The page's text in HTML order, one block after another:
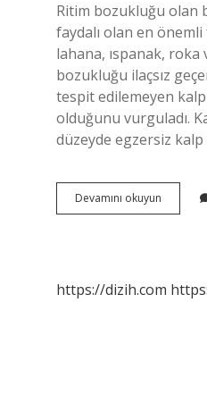
Ritim bozukluğu olan
faydalı olan en
lahana, ıspanak, roka
bozukluğu ilaçsız
tespit edilemeyen
olduğunu vurguladı.
düzeyde egzersiz kalp
Devamını okuyun
https://dizih.com